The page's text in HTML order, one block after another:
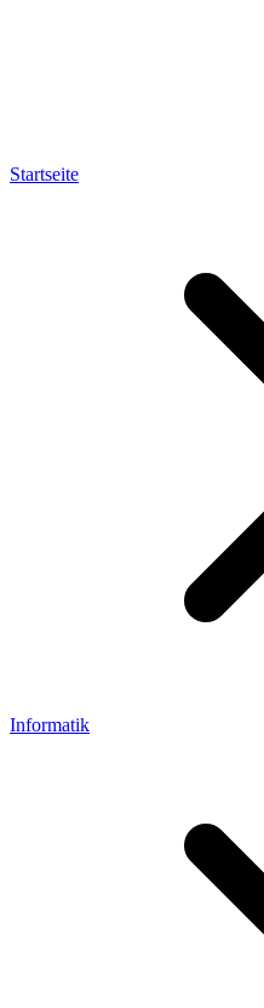
Startseite
Informatik